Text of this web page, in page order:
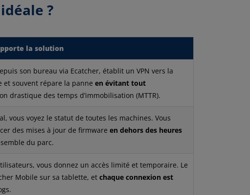
?
la solution
son bureau via Ecatcher, établit un VPN vers la
et souvent répare la panne en évitant tout
drastique des temps d’immobilisation (MTTR).
vous voyez le statut de toutes les machines. Vous
des mises à jour de firmware en dehors des heures
du parc.
vous donnez un accès limité et temporaire. Le
Mobile sur sa tablette, et chaque connexion est